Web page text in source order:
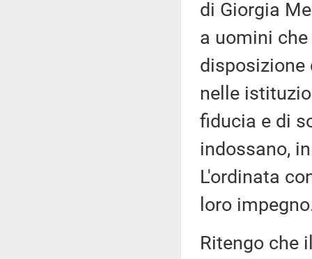
di Giorgia
a uomini
disposizione
nelle
fiducia e di
indossano,
L'ordinata
loro
Ritengo che